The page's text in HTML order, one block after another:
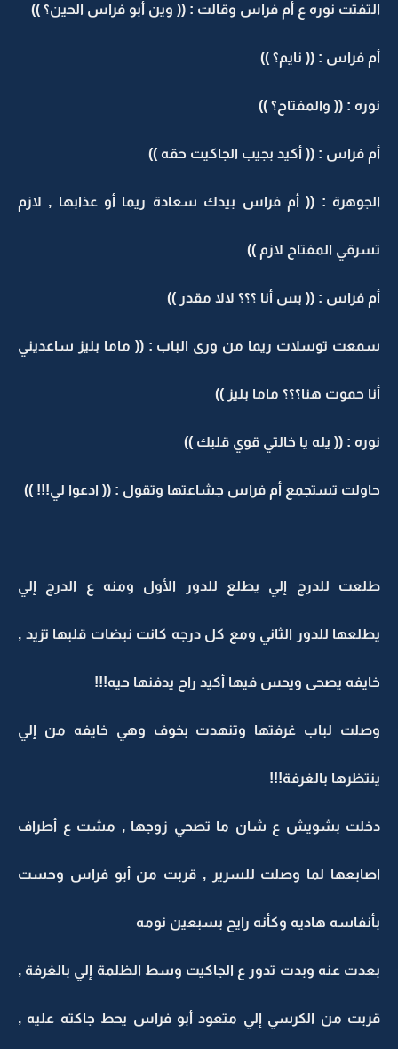
التفتت نوره ع أم فراس وقالت : (( وين أبو فراس الحين؟ ))
أم فراس : (( نايم؟ ))
نوره : (( والمفتاح؟ ))
أم فراس : (( أكيد بجيب الجاكيت حقه ))
الجوهرة : (( أم فراس بيدك سعادة ريما أو عذابها , لازم
تسرقي المفتاح لازم ))
أم فراس : (( بس أنا ؟؟؟ لالا مقدر ))
سمعت توسلات ريما من ورى الباب : (( ماما بليز ساعديني
أنا حموت هنا؟؟؟ ماما بليز ))
نوره : (( يله يا خالتي قوي قلبك ))
حاولت تستجمع أم فراس جشاعتها وتقول : (( ادعوا لي!!! ))
طلعت للدرج إلي يطلع للدور الأول ومنه ع الدرج إلي
يطلعها للدور الثاني ومع كل درجه كانت نبضات قلبها تزيد ,
خايفه يصحى ويحس فيها أكيد راح يدفنها حيه!!!
وصلت لباب غرفتها وتنهدت بخوف وهي خايفه من إلي
ينتظرها بالغرفة!!!
دخلت بشويش ع شان ما تصحي زوجها , مشت ع أطراف
اصابعها لما وصلت للسرير , قربت من أبو فراس وحست
بأنفاسه هاديه وكأنه رايح بسبعين نومه
بعدت عنه وبدت تدور ع الجاكيت وسط الظلمة إلي بالغرفة ,
قربت من الكرسي إلي متعود أبو فراس يحط جاكته عليه ,